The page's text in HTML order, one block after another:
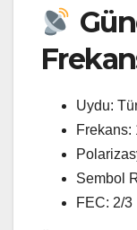
Uydu:
Frekans:
Sembol
FEC: 2/3